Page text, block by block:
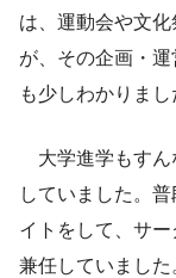
は、運動会や文
が、その企画・
も少しわかりまし
大学進学もすん
していました。
イトをして、サ
兼任していまし